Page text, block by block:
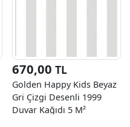
670,00 TL
Golden Happy Kids Beyaz
Gri Çizgi Desenli 1999
Duvar Kağıdı 5 M²